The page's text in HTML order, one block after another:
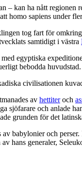
– kan ha nått
homo sapiens under
tog fart för
samtidigt i västra
egyptiska
bebodda huvudstad.
civilisationen
av hettiteroch
sjöfarare och anlade
grunden för det
babylonier och
hans generaler,